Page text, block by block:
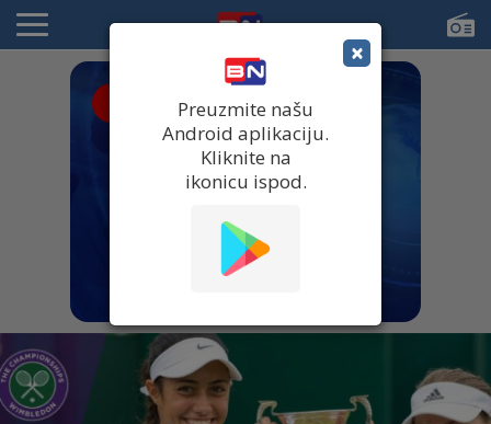
×
Preuzmite našu
Android aplikaciju.
Kliknite na
ikonicu ispod.